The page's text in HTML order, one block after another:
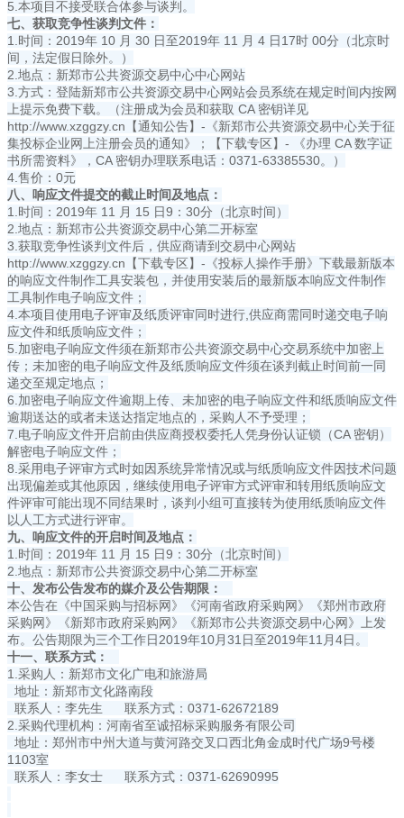
5.本项目不接受联合体参与谈判。
七、获取竞争性谈判文件：
1.时间：2019年 10 月 30 日至2019年 11 月 4 日17时 00分（北京时
间，法定假日除外。）
2.地点：新郑市公共资源交易中心中心网站
3.方式：登陆新郑市公共资源交易中心网站会员系统在规定时间内按网
上提示免费下载。（注册成为会员和获取 CA 密钥详见
http://www.xzggzy.cn【通知公告】-《新郑市公共资源交易中心关于征
集投标企业网上注册会员的通知》；【下载专区】- 《办理 CA 数字证
书所需资料》，CA 密钥办理联系电话：0371-63385530。）
4.售价：0元
八、响应文件提交的截止时间及地点：
1.时间：2019年 11 月 15 日9：30分（北京时间）
2.地点：新郑市公共资源交易中心第二开标室
3.获取竞争性谈判文件后，供应商请到交易中心网站
http://www.xzggzy.cn【下载专区】-《投标人操作手册》下载最新版本
的响应文件制作工具安装包，并使用安装后的最新版本响应文件制作
工具制作电子响应文件；
4.本项目使用电子评审及纸质评审同时进行,供应商需同时递交电子响
应文件和纸质响应文件；
5.加密电子响应文件须在新郑市公共资源交易中心交易系统中加密上
传；未加密的电子响应文件及纸质响应文件须在谈判截止时间前一同
递交至规定地点；
6.加密电子响应文件逾期上传、未加密的电子响应文件和纸质响应文件
逾期送达的或者未送达指定地点的，采购人不予受理；
7.电子响应文件开启前由供应商授权委托人凭身份认证锁（CA 密钥）
解密电子响应文件；
8.采用电子评审方式时如因系统异常情况或与纸质响应文件因技术问题
出现偏差或其他原因，继续使用电子评审方式评审和转用纸质响应文
件评审可能出现不同结果时，谈判小组可直接转为使用纸质响应文件
以人工方式进行评审。
九、响应文件的开启时间及地点：
1.时间：2019年 11 月 15 日9：30分（北京时间）
2.地点：新郑市公共资源交易中心第二开标室
十、发布公告发布的媒介及公告期限：
本公告在《中国采购与招标网》《河南省政府采购网》《郑州市政府
采购网》《新郑市政府采购网》《新郑市公共资源交易中心网》上发
布。公告期限为三个工作日2019年10月31日至2019年11月4日。
十一、联系方式：
1.采购人：新郑市文化广电和旅游局
地址：新郑市文化路南段
联系人：李先生 联系方式：0371-62672189
2.采购代理机构：河南省至诚招标采购服务有限公司
地址：郑州市中州大道与黄河路交叉口西北角金成时代广场9号楼
1103室
联系人：李女士 联系方式：0371-62690995